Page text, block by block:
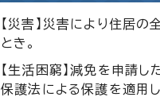
【災害】災害により住居
とき。
【生活困窮】減免を申請
保護法による保護を適用